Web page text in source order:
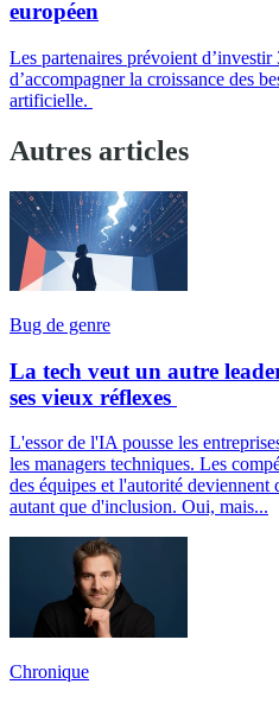
européen
Les partenaires prévoient
d’accompagner la croissance des
artificielle.
Autres articles
Bug de genre
La tech veut un autre
ses vieux réflexes
L'essor de l'IA pousse les
les managers techniques. Les
des équipes et l'autorité deviennent
autant que d'inclusion. Oui, mais...
Chronique